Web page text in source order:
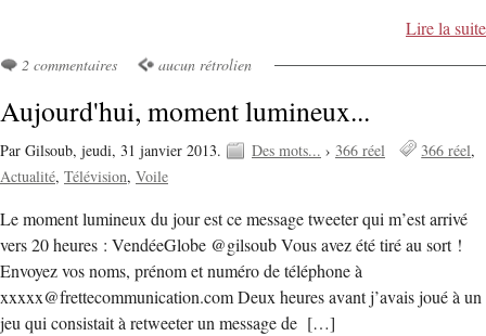
Lire la suite
2 commentaires aucun rétrolien
Aujourd'hui, moment lumineux...
Par Gilsoub, jeudi, 31 janvier 2013. Des mots... › 366 réel
366 réel
Actualité Télévision Voile
Le moment lumineux du jour est ce message tweeter qui m’est arrivé
vers 20 heures : VendéeGlobe @gilsoub Vous avez été tiré au sort !
Envoyez vos noms, prénom et numéro de téléphone à
xxxxx@frettecommunication.com Deux heures avant j’avais joué à un
jeu qui consistait à retweeter un message de […]